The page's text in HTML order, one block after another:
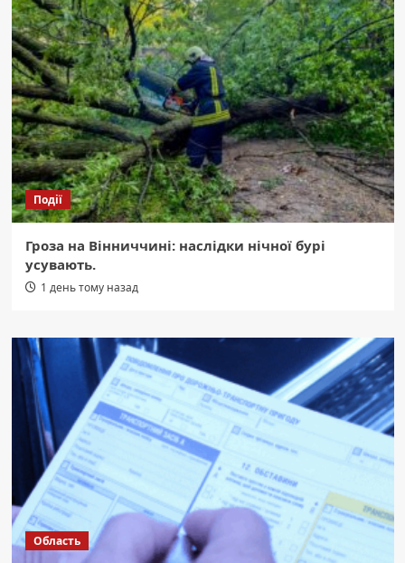
Події
Гроза на Вінниччині: наслідки нічної бурі
усувають.
1 день тому назад
Область